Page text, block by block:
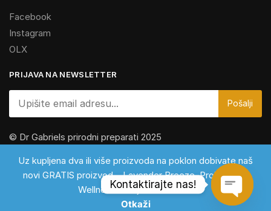
Facebook
Instagram
OLX
PRIJAVA NA NEWSLETTER
© Dr Gabriels prirodni preparati 2025
Uz kupljena dva ili više proizvoda na poklon dobivate naš
novi GRATIS proizvod – Lavender Breeze. Proizvod za
Wellness i osvježivač zraka!
Otkaži
Kontaktirajte nas!